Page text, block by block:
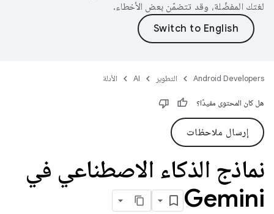
لغتك المفضّلة، وقد تتضمّن بعض الأخطاء.
Android Developers التطوير AI الأدلة
هل كان المحتوى مفيدًا؟
إرسال ملاحظات
نماذج الذكاء الاصطناعي في
Gemini